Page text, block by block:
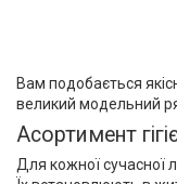
Вам подобається
великий модельний
Асортимент
Для кожної сучасної